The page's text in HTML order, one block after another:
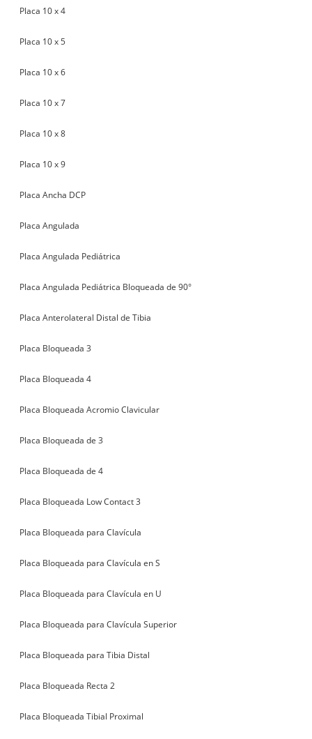
Placa 10 x 4
Placa 10 x 5
Placa 10 x 6
Placa 10 x 7
Placa 10 x 8
Placa 10 x 9
Placa Ancha DCP
Placa Angulada
Placa Angulada Pediátrica
Placa Angulada Pediátrica Bloqueada de 90°
Placa Anterolateral Distal de Tibia
Placa Bloqueada 3
Placa Bloqueada 4
Placa Bloqueada Acromio Clavicular
Placa Bloqueada de 3
Placa Bloqueada de 4
Placa Bloqueada Low Contact 3
Placa Bloqueada para Clavícula
Placa Bloqueada para Clavícula en S
Placa Bloqueada para Clavícula en U
Placa Bloqueada para Clavícula Superior
Placa Bloqueada para Tibia Distal
Placa Bloqueada Recta 2
Placa Bloqueada Tibial Proximal